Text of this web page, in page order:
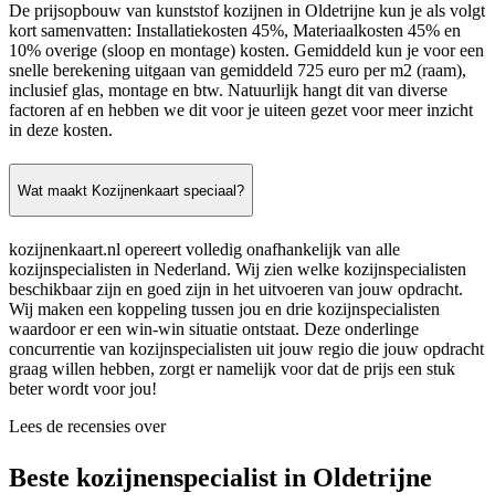
De prijsopbouw van kunststof kozijnen in Oldetrijne kun je als volgt
kort samenvatten: Installatiekosten 45%, Materiaalkosten 45% en
10% overige (sloop en montage) kosten. Gemiddeld kun je voor een
snelle berekening uitgaan van gemiddeld 725 euro per m2 (raam),
inclusief glas, montage en btw. Natuurlijk hangt dit van diverse
factoren af en hebben we dit voor je uiteen gezet voor meer inzicht
in deze kosten.
Wat maakt Kozijnenkaart speciaal?
kozijnenkaart.nl opereert volledig onafhankelijk van alle
kozijnspecialisten in Nederland. Wij zien welke kozijnspecialisten
beschikbaar zijn en goed zijn in het uitvoeren van jouw opdracht.
Wij maken een koppeling tussen jou en drie kozijnspecialisten
waardoor er een win-win situatie ontstaat. Deze onderlinge
concurrentie van kozijnspecialisten uit jouw regio die jouw opdracht
graag willen hebben, zorgt er namelijk voor dat de prijs een stuk
beter wordt voor jou!
Lees de recensies over
Beste kozijnenspecialist in Oldetrijne